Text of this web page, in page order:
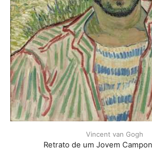
Vincent van Gogh
Retrato de um Jovem